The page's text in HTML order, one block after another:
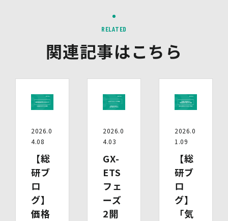
す。）により、インターネット上のさまざまなサイトに当
社の広告が掲載されています。
当社のウェブサイトへの訪問・行動履歴情報に基づいて広
告を配信します。また、当社が保有する個人情報と第三者
ないデータに不可逆変換した上で第三者配信事業者におい
あります。第三者配信事業者が、これらの情報を広告配信
以外の目的で利用することはありません。
10.保有個人データの開示等
当社の保有個人データについて、利用目的の通知・開示・
の提供の停止及び第三者提供記録の開示（以下「開示等」
といいます。）をご希望の場合は、本人又はその代理人か
もし、ご希望の全部又は一部に応じられない場合はその理
由をご説明いたします。
また、当該お申し出によって取得した個人情報は、お申し
RELATED
関連記事はこちら
2026.0
4.08
【総
研ブ
ロ
グ】
価格
2026.0
4.03
GX-
ETS
フェ
ーズ
2開
2026.0
1.09
【総
研ブ
ロ
グ】
「気